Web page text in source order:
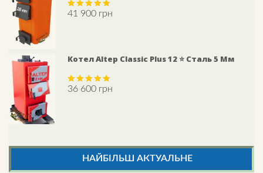
Rated5.00
41 900 грн
Котел Altep Classic Plus 12 ⭐ Сталь 5 Мм
Rated5.00
36 600 грн
НАЙБІЛЬШ АКТУАЛЬНЕ